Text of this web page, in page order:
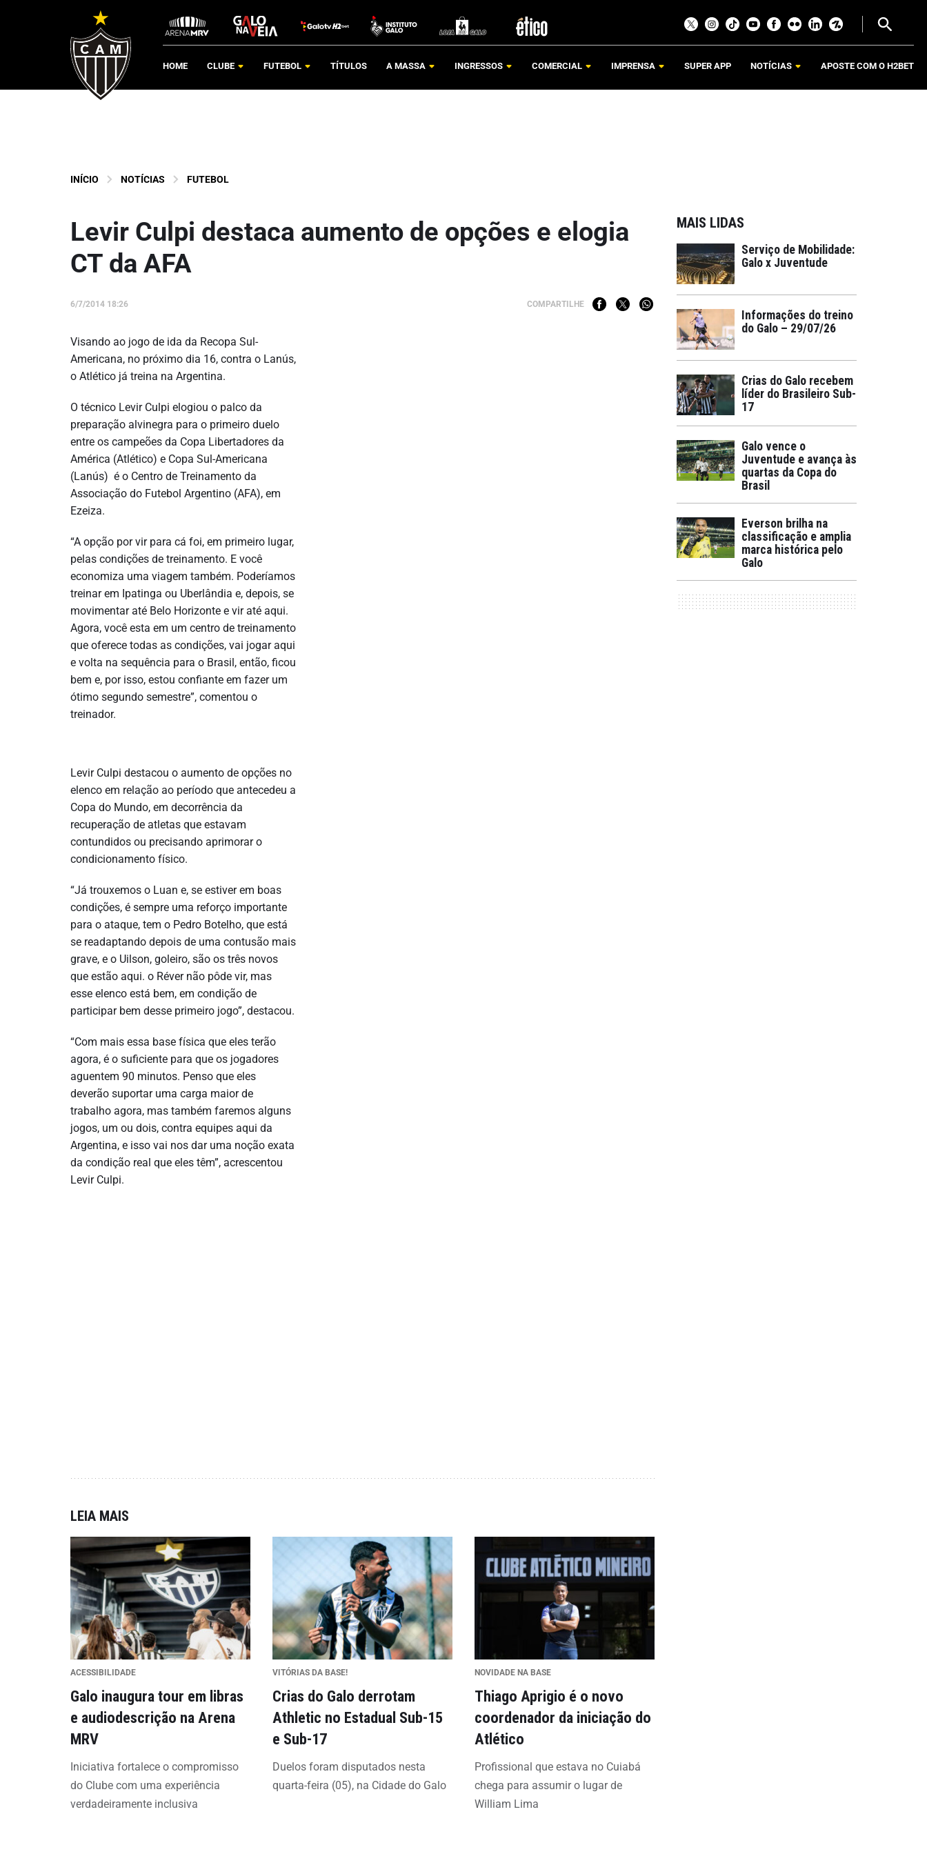
HOME CLUBE FUTEBOL TÍTULOS A MASSA INGRESSOS COMERCIAL IMPRENSA SUPER APP NOTÍCIAS APOSTE COM O H2BET
INÍCIO NOTÍCIAS FUTEBOL
Levir Culpi destaca aumento de opções e elogia
CT da AFA
6/7/2014 18:26 COMPARTILHE
Visando ao jogo de ida da Recopa Sul-
Americana, no próximo dia 16, contra o Lanús,
o Atlético já treina na Argentina.
O técnico Levir Culpi elogiou o palco da
preparação alvinegra para o primeiro duelo
entre os campeões da Copa Libertadores da
América (Atlético) e Copa Sul-Americana
(Lanús) é o Centro de Treinamento da
Associação do Futebol Argentino (AFA), em
Ezeiza.
“A opção por vir para cá foi, em primeiro lugar,
pelas condições de treinamento. E você
economiza uma viagem também. Poderíamos
treinar em Ipatinga ou Uberlândia e, depois, se
movimentar até Belo Horizonte e vir até aqui.
Agora, você esta em um centro de treinamento
que oferece todas as condições, vai jogar aqui
e volta na sequência para o Brasil, então, ficou
bem e, por isso, estou confiante em fazer um
ótimo segundo semestre”, comentou o
treinador.
Levir Culpi destacou o aumento de opções no
elenco em relação ao período que antecedeu a
Copa do Mundo, em decorrência da
recuperação de atletas que estavam
contundidos ou precisando aprimorar o
condicionamento físico.
“Já trouxemos o Luan e, se estiver em boas
condições, é sempre uma reforço importante
para o ataque, tem o Pedro Botelho, que está
se readaptando depois de uma contusão mais
grave, e o Uilson, goleiro, são os três novos
que estão aqui. o Réver não pôde vir, mas
esse elenco está bem, em condição de
participar bem desse primeiro jogo”, destacou.
“Com mais essa base física que eles terão
agora, é o suficiente para que os jogadores
aguentem 90 minutos. Penso que eles
deverão suportar uma carga maior de
trabalho agora, mas também faremos alguns
jogos, um ou dois, contra equipes aqui da
Argentina, e isso vai nos dar uma noção exata
da condição real que eles têm”, acrescentou
Levir Culpi.
LEIA MAIS
ACESSIBILIDADE
Galo inaugura tour em libras
e audiodescrição na Arena
MRV
Iniciativa fortalece o compromisso
do Clube com uma experiência
verdadeiramente inclusiva
VITÓRIAS DA BASE!
Crias do Galo derrotam
Athletic no Estadual Sub-15
e Sub-17
Duelos foram disputados nesta
quarta-feira (05), na Cidade do Galo
NOVIDADE NA BASE
Thiago Aprigio é o novo
coordenador da iniciação do
Atlético
Profissional que estava no Cuiabá
chega para assumir o lugar de
William Lima
MAIS LIDAS
Serviço de Mobilidade:
Galo x Juventude
Informações do treino
do Galo – 29/07/26
Crias do Galo recebem
líder do Brasileiro Sub-
17
Galo vence o
Juventude e avança às
quartas da Copa do
Brasil
Everson brilha na
classificação e amplia
marca histórica pelo
Galo